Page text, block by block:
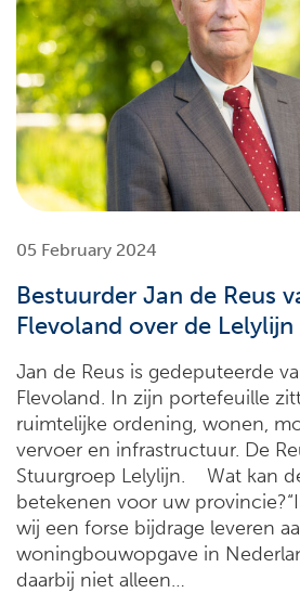
05 February 2024
Bestuurder Jan de Reus
Flevoland over de Lelylijn
Jan de Reus is gedeputeerde
Flevoland. In zijn portefeuille
ruimtelijke ordening, wonen,
vervoer en infrastructuur. De
Stuurgroep Lelylijn. Wat kan
betekenen voor uw
wij een forse bijdrage leveren
woningbouwopgave in
daarbij niet alleen…